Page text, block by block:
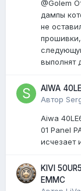
@Golem
дампы
не
выполнят
AIWA
Автор
Aiwa
01 Panel
исчезает
KIVI
EMMC